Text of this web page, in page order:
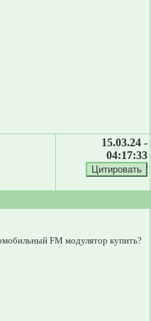
15.03.24 -
04:17:33
FM модулятор купить?